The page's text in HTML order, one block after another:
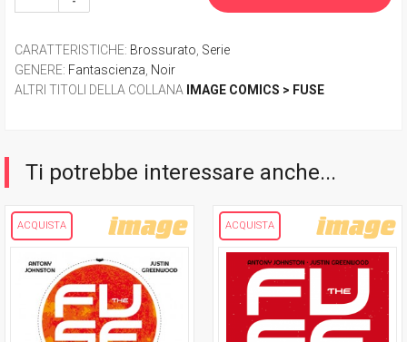
CARATTERISTICHE: Brossurato Serie
GENERE: Fantascienza Noir
ALTRI TITOLI DELLA COLLANA
IMAGE COMICS > FUSE
Ti potrebbe interessare anche...
ACQUISTA ACQUISTA